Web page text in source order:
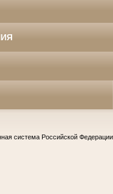
система Российской